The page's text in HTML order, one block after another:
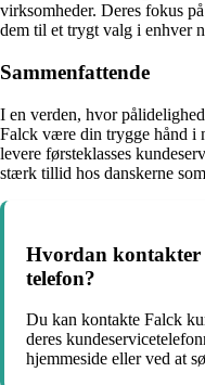
virksomheder. Deres fokus
dem til et trygt valg i enhver
Sammenfattende
I en verden, hvor
Falck være din trygge hånd i
levere førsteklasses
stærk tillid hos danskerne
Hvordan kontakter
telefon?
Du kan kontakte Falck
deres
hjemmeside eller ved at